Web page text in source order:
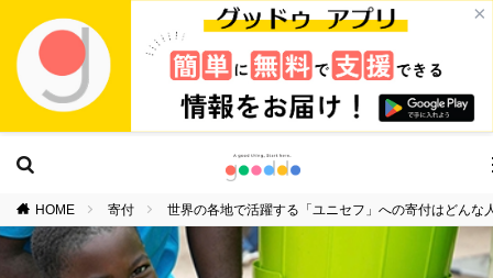
×
HOME 寄付 世界の各地で活躍する「ユニセフ」への寄付はどんな